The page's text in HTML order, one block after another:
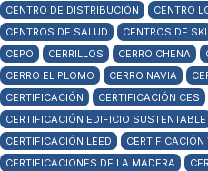
CENTRO DE DISTRIBUCIÓN
CENTRO
CENTROS DE SALUD
CENTROS DE SKI
CEPO
CERRILLOS CERRO CHENA
CERRO EL PLOMO
CERRO NAVIA
CERTIFICACIÓN
CERTIFICACIÓN CES
CERTIFICACIÓN EDIFICIO SUSTENTABLE
CERTIFICACIÓN LEED
CERTIFICACIÓN
CERTIFICACIONES DE LA MADERA